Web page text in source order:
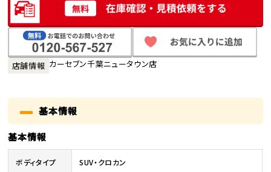
店舗情報 カーセブン千葉ニュータウン店
基本情報
基本情報
ボディタイプ SUV・クロカン